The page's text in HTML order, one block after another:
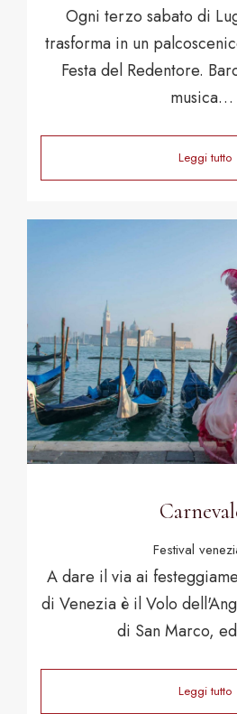
Ogni terzo sabato di
trasforma in un
Festa del Redentore.
musica…
Leggi tutto
Festival
A dare il via ai
di Venezia è il Volo
di San Marco,
Leggi tutto